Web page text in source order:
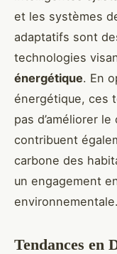
et les systèmes
adaptatifs sont
technologies
énergétique. En
énergétique, ces
pas d’améliorer
contribuent
carbone des
un engagement
environnementale.
Tendances en